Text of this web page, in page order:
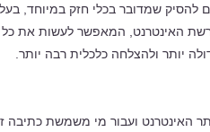
שמדובר בכלי חזק במיוחד, בעל
האינטרנט, המאפשר לעשות את כל
יותר ולהצלחה כלכלית רבה יותר.
האינטרנט ועבור מי משמשת כתיבה